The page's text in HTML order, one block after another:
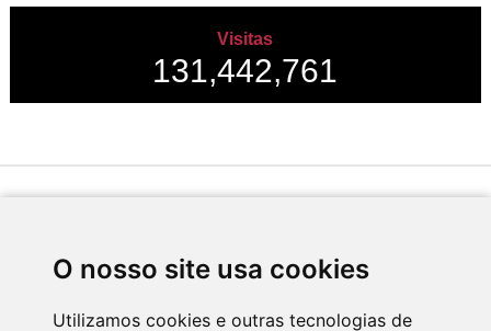
O nosso site usa cookies
Utilizamos cookies e outras tecnologias de
Visitas
131,442,761